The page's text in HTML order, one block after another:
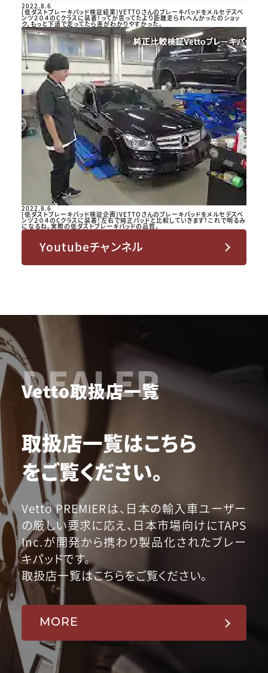
2022.8.6
[低ダストブレーキパッド検証結果]VETTOさんのブレーキパッドをメルセデスベ
ンツ２０４のCクラスに装着！ってか思ってたより距離走られへんかったのショッ
ク。もっと下道で走ってたら差がわかりやすかった。
2022.8.6
[低ダストブレーキパッド検証企画]VETTOさんのブレーキパッドをメルセデスベ
ンツ２０４のCクラスに装着！左右で純正パッドと比較していきます！これで明るみ
になるね。実際の低ダストブレーキパッドの品質。
Youtubeチャンネル
DEALER
Vetto取扱店一覧
取扱店一覧はこちら
をご覧ください。
Vetto PREMIERは、日本の輸入車ユーザー
の厳しい要求に応え、日本市場向けにTAPS
Inc.が開発から携わり製品化されたブレー
キパッドです。
取扱店一覧はこちらをご覧ください。
MORE